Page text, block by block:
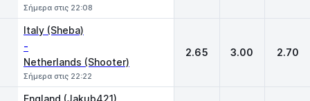
Σήμερα στις 22:08
Italy (Sheba)
-
Netherlands (Shooter)
Σήμερα στις 22:22
2.65 3.00 2.70
England (Jakub421)